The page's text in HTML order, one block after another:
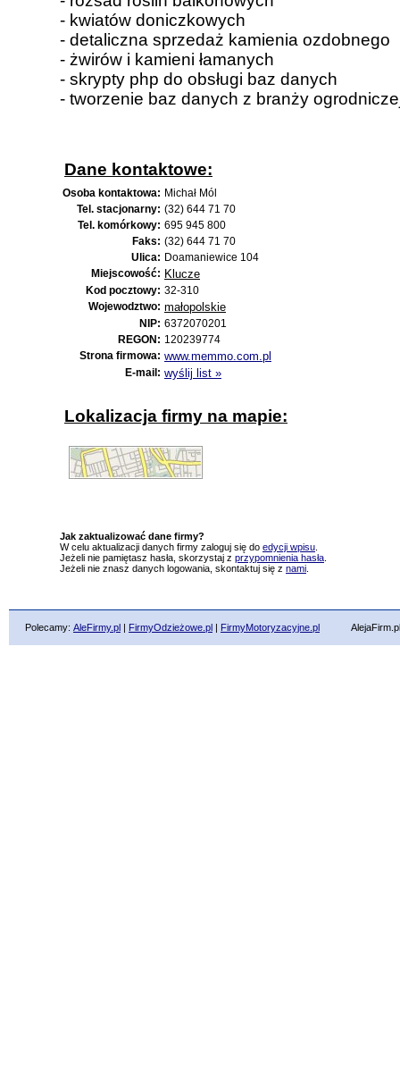
- kwiatów doniczkowych
- detaliczna sprzedaż kamienia ozdobnego
- żwirów i kamieni łamanych
- skrypty php do obsługi baz danych
- tworzenie baz danych z branży
Dane kontaktowe:
Osoba kontaktowa: Michał Mól
Tel. stacjonarny: (32) 644 71 70
Tel. komórkowy: 695 945 800
Faks: (32) 644 71 70
Ulica: Doamaniewice 104
Miejscowość: Klucze
Kod pocztowy: 32-310
Wojewodztwo: małopolskie
NIP: 6372070201
REGON: 120239774
Strona firmowa: www.memmo.com.pl
E-mail: wyślij list »
Lokalizacja firmy na mapie:
Jak zaktualizować dane firmy?
W celu aktualizacji danych firmy zaloguj się do edycji wpisu
Jeżeli nie pamiętasz hasła, skorzystaj z przypomnienia hasła
Jeżeli nie znasz danych logowania, skontaktuj się z nami
Polecamy: AleFirmy.pl | FirmyOdzieżowe.pl | FirmyMotoryzacyjne.pl AlejaFirm.pl